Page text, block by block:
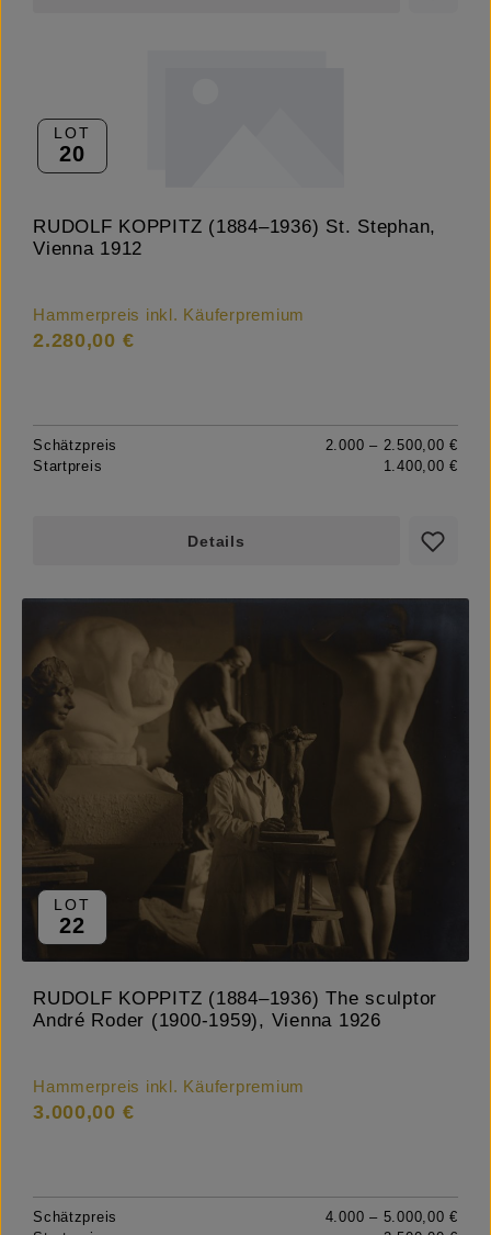
LOT
20
RUDOLF KOPPITZ (1884–1936) St. Stephan,
Vienna 1912
Hammerpreis inkl. Käuferpremium
2.280,00 €
Schätzpreis
2.000 – 2.500,00 €
Startpreis
1.400,00 €
Details
LOT
22
RUDOLF KOPPITZ (1884–1936) The sculptor
André Roder (1900-1959), Vienna 1926
Hammerpreis inkl. Käuferpremium
3.000,00 €
Schätzpreis
4.000 – 5.000,00 €